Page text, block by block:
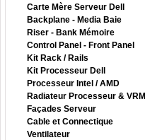
Carte Mère Serveur Dell
Backplane - Media Baie
Riser - Bank Mémoire
Control Panel - Front Panel
Kit Rack / Rails
Kit Processeur Dell
Processeur Intel / AMD
Radiateur Processeur & VRM
Façades Serveur
Cable et Connectique
Ventilateur